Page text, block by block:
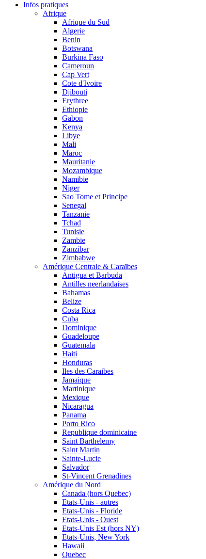
Infos pratiques
Afrique
Afrique du Sud
Algerie
Benin
Botswana
Burkina Faso
Cameroun
Cap Vert
Cote d'Ivoire
Djibouti
Erythree
Ethiopie
Gabon
Kenya
Libye
Mali
Maroc
Mauritanie
Mozambique
Namibie
Niger
Sao Tome et Principe
Senegal
Tanzanie
Tchad
Tunisie
Zambie
Zanzibar
Zimbabwe
Amérique Centrale & Caraïbes
Antigua et Barbuda
Antilles neerlandaises
Bahamas
Belize
Costa Rica
Cuba
Dominique
Guadeloupe
Guatemala
Haiti
Honduras
Iles des Caraibes
Jamaique
Martinique
Mexique
Nicaragua
Panama
Porto Rico
Republique dominicaine
Saint Barthelemy
Saint Martin
Sainte-Lucie
Salvador
St-Vincent Grenadines
Amérique du Nord
Canada (hors Quebec)
Etats-Unis - autres
Etats-Unis - Floride
Etats-Unis - Ouest
Etats-Unis Est (hors NY)
Etats-Unis, New York
Hawaii
Quebec